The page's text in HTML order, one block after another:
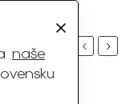
naše
PreviousNext